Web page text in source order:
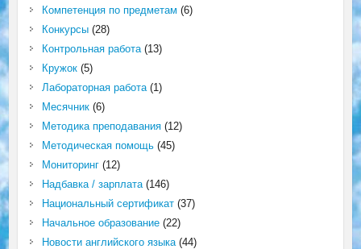
Компетенция по предметам (6)
Конкурсы(28)
Контрольная работа(13)
Кружок(5)
Лабораторная работа(1)
Месячник(6)
Методика преподавания(12)
Методическая помощь(45)
Мониторинг(12)
Надбавка / зарплата(146)
Национальный сертификат(37)
Начальное образование(22)
Новости английского языка(44)